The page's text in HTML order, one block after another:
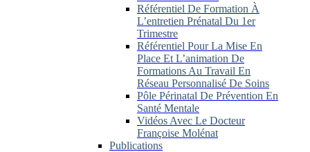
Référentiel De Formation À
L’entretien Prénatal Du 1er
Trimestre
Référentiel Pour La Mise En
Place Et L’animation De
Formations Au Travail En
Réseau Personnalisé De Soins
Pôle Périnatal De Prévention En
Santé Mentale
Vidéos Avec Le Docteur
Françoise Molénat
Publications